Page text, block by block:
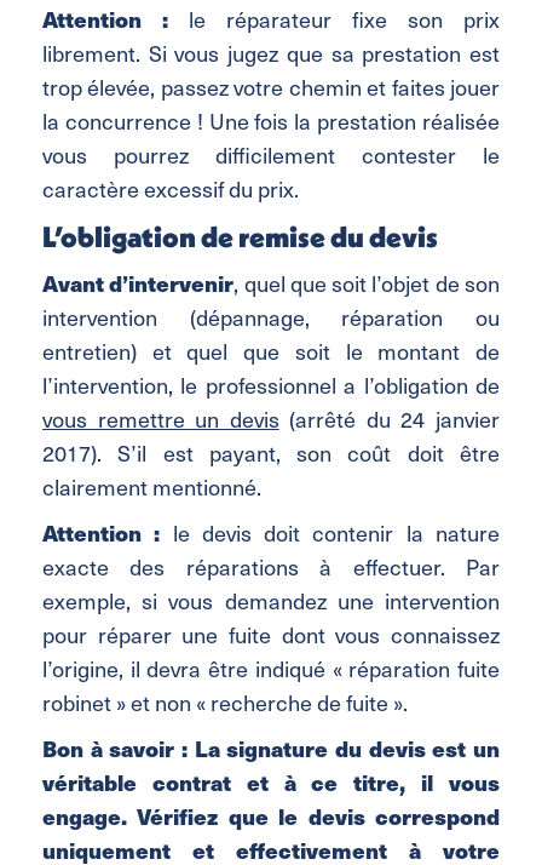
Attention : le réparateur fixe son prix
librement. Si vous jugez que sa prestation est
trop élevée, passez votre chemin et faites jouer
la concurrence ! Une fois la prestation réalisée
vous pourrez difficilement contester le
caractère excessif du prix.
L’obligation de remise du devis
Avant d’intervenir, quel que soit l’objet de son
intervention (dépannage, réparation ou
entretien) et quel que soit le montant de
l’intervention, le professionnel a l’obligation de
vous remettre un devis (arrêté du 24 janvier
2017). S’il est payant, son coût doit être
clairement mentionné.
Attention : le devis doit contenir la nature
exacte des réparations à effectuer. Par
exemple, si vous demandez une intervention
pour réparer une fuite dont vous connaissez
l’origine, il devra être indiqué « réparation fuite
robinet » et non « recherche de fuite ».
Bon à savoir : La signature du devis est un
véritable contrat et à ce titre, il vous
engage. Vérifiez que le devis correspond
uniquement et effectivement à votre